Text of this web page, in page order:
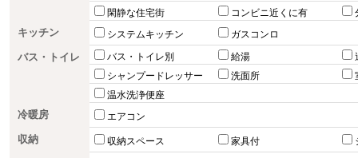
閑静な住宅街
コンビニ近くに有
キッチン システムキッチン ガスコンロ
バス・トイレ バス・トイレ別 給湯
シャンプードレッサー
洗面所
温水洗浄便座
冷暖房 エアコン
収納 収納スペース 家具付